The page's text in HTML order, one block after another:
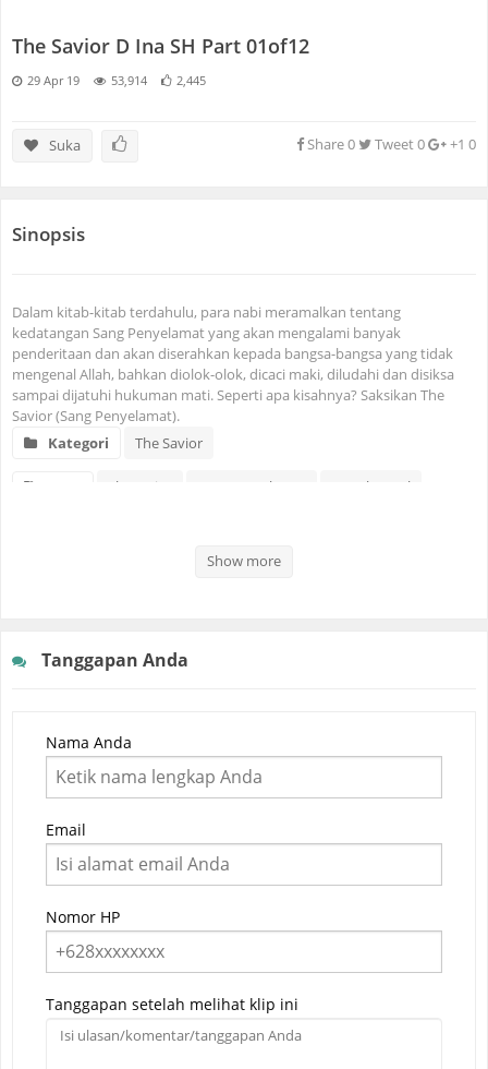
KISAH NABI NABI
MUSIK
RIWAYAT ISA AL MASIH
TRAILER
The Savior D Ina SH Part 01of12
29 Apr 19 53,914 2,445
Suka Share0 Tweet0 +1 0
Sinopsis
Dalam kitab-kitab terdahulu, para nabi meramalkan tentang
kedatangan Sang Penyelamat yang akan mengalami banyak
penderitaan dan akan diserahkan kepada bangsa-bangsa yang tidak
mengenal Allah, bahkan diolok-olok, dicaci maki, diludahi dan disiksa
sampai dijatuhi hukuman mati. Seperti apa kisahnya? Saksikan The
Savior (Sang Penyelamat).
Kategori
The Savior
TheSavior SangPenyelamat IAMChannel
Show more
Tanggapan Anda
Nama Anda
Email
Nomor HP
Tanggapan setelah melihat klip ini